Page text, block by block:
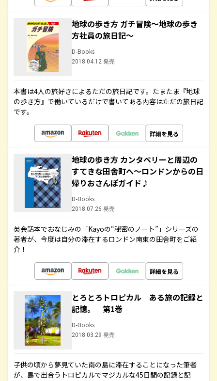
地球の歩き方 ガチ冒険～地球の歩き
方社員の旅日記～
D-Books
2018.04.12 発売
本書は4人の旅好きによるただの旅日記です。たまたま『地球
の歩き方』で働いているだけで書いてある内容はただの旅日記
です。
詳細を見る
地球の歩き方 カンタベリーと周辺の
すてきな田舎町へ～ロンドンからの日
帰りおさんぽガイド♪
D-Books
2018.07.26 発売
英会話本でおなじみの「Kayoの“秘密のノート”」シリーズの
著者が、今度は自分の滞在するロンドン南東の田舎町をご紹
介！
詳細を見る
とろとろトロピカル ある旅の記録と
記憶。 第1巻
D-Books
2018.03.29 発売
子供の頃から夢見ていた南の島に滞在することになった筆者
が、島で出合うトロピカルでマジカルな45日間の記録と記